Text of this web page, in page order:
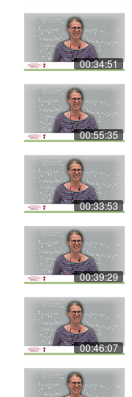
00:34:51
00:55:35
00:33:53
00:39:29
00:46:07